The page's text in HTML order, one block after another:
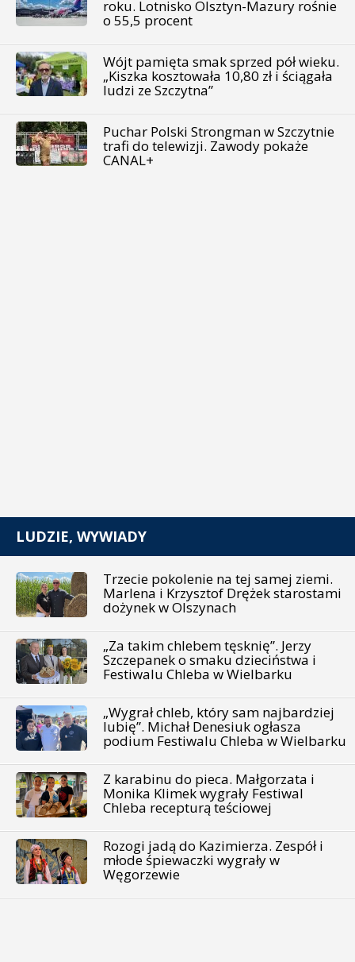
roku. Lotnisko Olsztyn-Mazury rośnie
o 55,5 procent
Wójt pamięta smak sprzed pół wieku.
„Kiszka kosztowała 10,80 zł i ściągała
ludzi ze Szczytna”
Puchar Polski Strongman w Szczytnie
trafi do telewizji. Zawody pokaże
CANAL+
LUDZIE, WYWIADY
Trzecie pokolenie na tej samej ziemi.
Marlena i Krzysztof Drężek starostami
dożynek w Olszynach
„Za takim chlebem tęsknię”. Jerzy
Szczepanek o smaku dzieciństwa i
Festiwalu Chleba w Wielbarku
„Wygrał chleb, który sam najbardziej
lubię”. Michał Denesiuk ogłasza
podium Festiwalu Chleba w Wielbarku
Z karabinu do pieca. Małgorzata i
Monika Klimek wygrały Festiwal
Chleba recepturą teściowej
Rozogi jadą do Kazimierza. Zespół i
młode śpiewaczki wygrały w
Węgorzewie